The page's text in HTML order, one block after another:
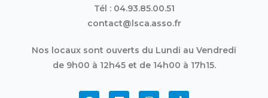
Tél : 04.93.85.00.51
contact@lsca.asso.fr
Nos locaux sont ouverts du Lundi au Vendredi
de 9h00 à 12h45 et de 14h00 à 17h15.